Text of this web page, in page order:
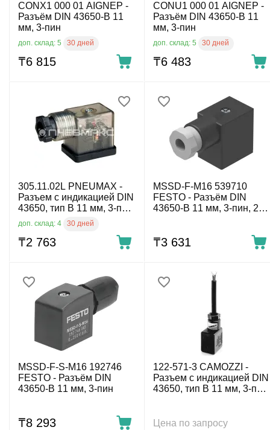
CONX1 000 01 AIGNEP -
Разъём DIN 43650-B 11
мм, 3-пин
доп. склад: 5 30 дней
₸6 815
CONU1 000 01 AIGNEP -
Разъём DIN 43650-B 11
мм, 3-пин
доп. склад: 5 30 дней
₸6 483
305.11.02L PNEUMAX -
Разъем с индикацией DIN
43650, тип B 11 мм, 3-пин,
110 V AC
доп. склад: 4 30 дней
₸2 763
MSSD-F-M16 539710
FESTO - Разъём DIN
43650-B 11 мм, 3-пин, 250
₸3 631
MSSD-F-S-M16 192746
FESTO - Разъём DIN
43650-B 11 мм, 3-пин
₸8 293
122-571-3 CAMOZZI -
Разъем с индикацией DIN
43650, тип B 11 мм, 3-пин
Цена по запросу